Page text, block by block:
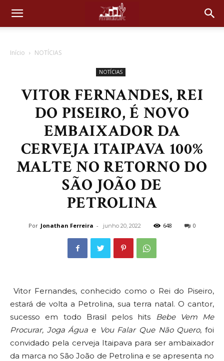
Início NOTÍCIAS
NOTÍCIAS
VITOR FERNANDES, REI
DO PISEIRO, É NOVO
EMBAIXADOR DA
CERVEJA ITAIPAVA 100%
MALTE NO RETORNO DO
SÃO JOÃO DE
PETROLINA
Por Jonathan Ferreira - junho 20, 2022 648 0
Vitor Fernandes, conhecido como o Rei do Piseiro,
estará de volta a Petrolina, sua terra natal. O cantor,
sucesso em todo Brasil pelos hits Bebe Vem Me
Procurar, Joga Água e Vou Falar Que Não Quero, foi
convidado pela cerveja Itaipava para ser ambaixador
da marca no São João de Petrolina e se apresenta no